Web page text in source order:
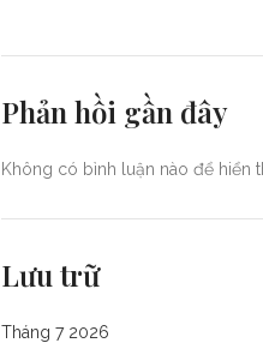
Phản hồi gần đây
Không có bình luận nào để hiển
Lưu trữ
Tháng 7 2026